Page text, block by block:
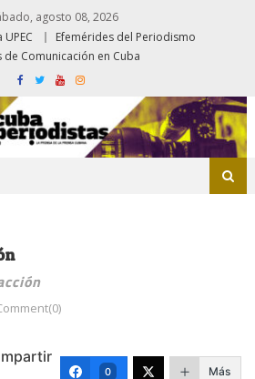
agosto 08, 2026
Efemérides del Periodismo
de Comunicación en Cuba
0 Más